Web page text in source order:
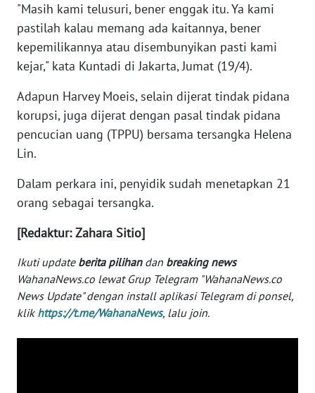
"Masih kami telusuri, bener enggak itu. Ya kami
pastilah kalau memang ada kaitannya, bener
kepemilikannya atau disembunyikan pasti kami
kejar," kata Kuntadi di Jakarta, Jumat (19/4).
Adapun Harvey Moeis, selain dijerat tindak pidana
korupsi, juga dijerat dengan pasal tindak pidana
pencucian uang (TPPU) bersama tersangka Helena
Lin.
Dalam perkara ini, penyidik sudah menetapkan 21
orang sebagai tersangka.
[Redaktur: Zahara Sitio]
Ikuti update berita pilihandan breaking news
WahanaNews.co lewat Grup Telegram "WahanaNews.co
News Update" dengan install aplikasi Telegram di ponsel,
klik https://t.me/WahanaNews, lalu join.
SULTENG
WN
SULBAR
WN
BABEL
WN
BENGKULU
WN
LAMPUNG